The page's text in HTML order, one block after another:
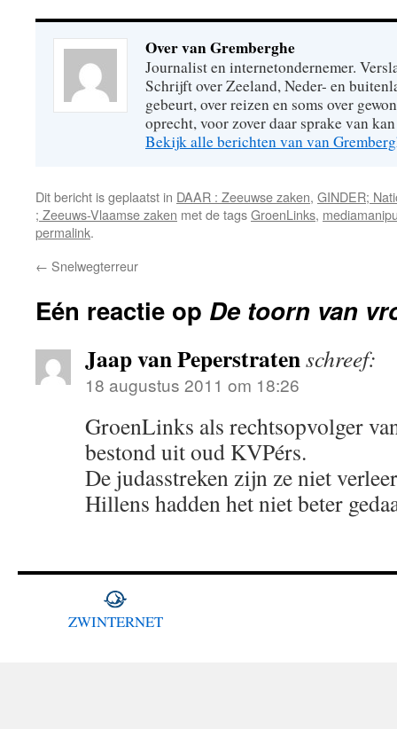
Over van Gremberghe
Journalist en internetondernemer.
Schrijft over Zeeland, Neder- en
gebeurt, over reizen en soms over
oprecht, voor zover daar sprake van
Bekijk alle berichten van van
Dit bericht is geplaatst in DAAR : Zeeuwse zaken, GINDER;
; Zeeuws-Vlaamse zaken met de tagsGroenLinks,
permalink.
← Snelwegterreur
Eén reactie op De toorn van
Jaap van Peperstratenschreef:
18 augustus 2011 om 18:26
GroenLinks als rechtsopvolger
bestond uit oud KVPérs.
De judasstreken zijn ze niet
Hillens hadden het niet beter
ZWINTERNET